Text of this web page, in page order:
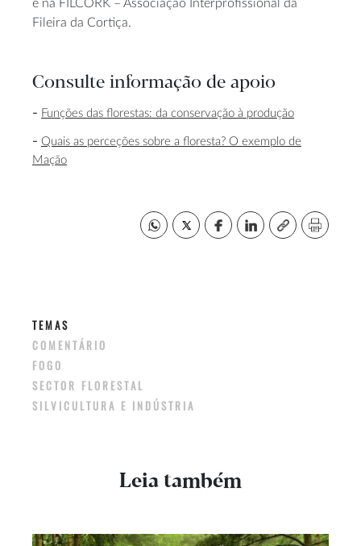
e na FILCORK – Associação Interprofissional da
Fileira da Cortiça.
Consulte informação de apoio
Funções das florestas: da conservação à produção
Quais as perceções sobre a floresta? O exemplo de
Mação
TEMAS
COMENTÁRIO
FOGO
SECTOR FLORESTAL
SILVICULTURA E INDÚSTRIA
Leia também